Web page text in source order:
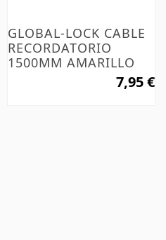
GLOBAL-LOCK CABLE
RECORDATORIO
1500MM AMARILLO
7,95 €